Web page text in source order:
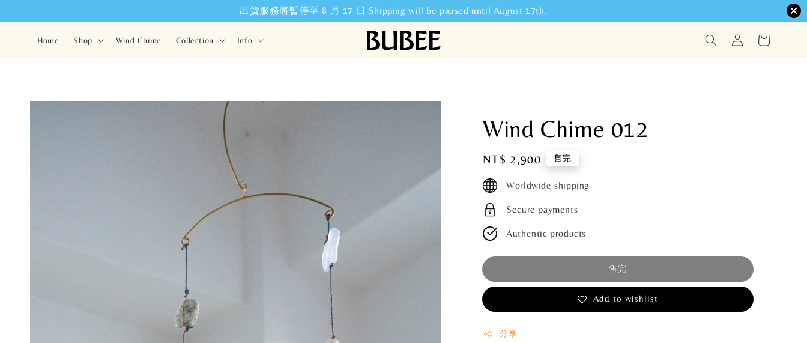
出貨服務將暫停至 8 月 17 日 Shipping will be paused until August 17th.
Home Shop Wind Chime Collection Info
Wind Chime 012
Regular
price
NT$ 2,900 售完
Worldwide shipping
Secure payments
Authentic products
售完
Add to wishlist
分享